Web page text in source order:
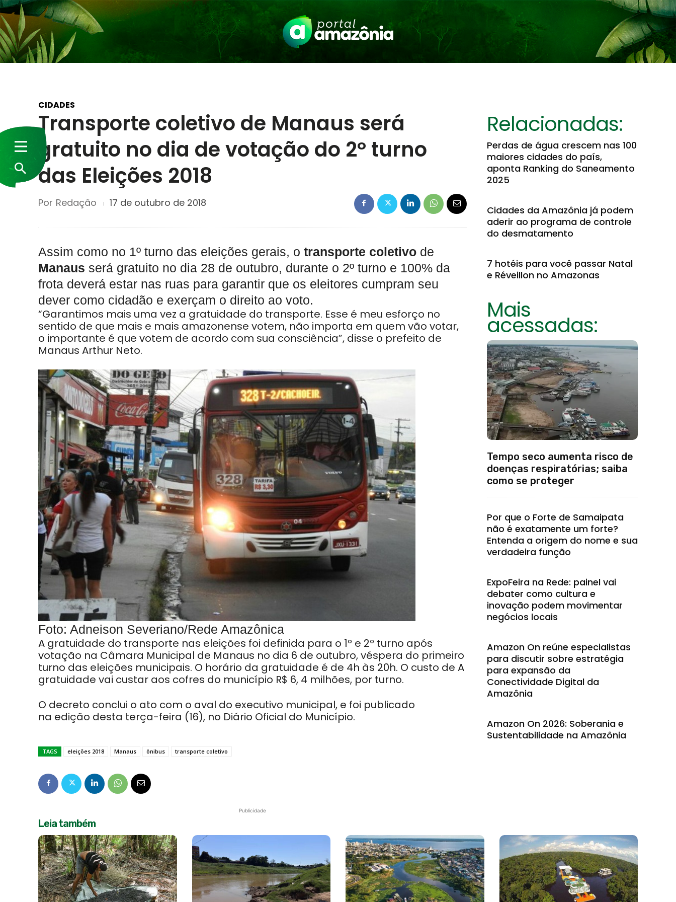
CIDADES
Transporte coletivo de Manaus será
gratuito no dia de votação do 2º turno
das Eleições 2018
Por Redação 17 de outubro de 2018
Assim como no 1º turno das eleições gerais, o transporte coletivo de
Manaus será gratuito no dia 28 de outubro, durante o 2º turno e 100% da
frota deverá estar nas ruas para garantir que os eleitores cumpram seu
dever como cidadão e exerçam o direito ao voto.
“Garantimos mais uma vez a gratuidade do transporte. Esse é meu esforço no
sentido de que mais e mais amazonense votem, não importa em quem vão votar,
o importante é que votem de acordo com sua consciência”, disse o prefeito de
Manaus Arthur Neto.
Foto: Adneison Severiano/Rede Amazônica
A gratuidade do transporte nas eleições foi definida para o 1º e 2º turno após
votação na Câmara Municipal de Manaus no dia 6 de outubro, véspera do primeiro
turno das eleições municipais. O horário da gratuidade é de 4h às 20h. O custo de A
gratuidade vai custar aos cofres do município R$ 6, 4 milhões, por turno.
O decreto conclui o ato com o aval do executivo municipal, e foi publicado
na edição desta terça-feira (16), no Diário Oficial do Município.
TAGS eleições 2018 Manaus ônibus transporte coletivo
Publicidade
Relacionadas:
Perdas de água crescem nas 100
maiores cidades do país,
aponta Ranking do Saneamento
2025
Cidades da Amazônia já podem
aderir ao programa de controle
do desmatamento
7 hotéis para você passar Natal
e Réveillon no Amazonas
Mais
acessadas:
Tempo seco aumenta risco de
doenças respiratórias; saiba
como se proteger
Por que o Forte de Samaipata
não é exatamente um forte?
Entenda a origem do nome e sua
verdadeira função
ExpoFeira na Rede: painel vai
debater como cultura e
inovação podem movimentar
negócios locais
Amazon On reúne especialistas
para discutir sobre estratégia
para expansão da
Conectividade Digital da
Amazônia
Amazon On 2026: Soberania e
Sustentabilidade na Amazônia
Leia também